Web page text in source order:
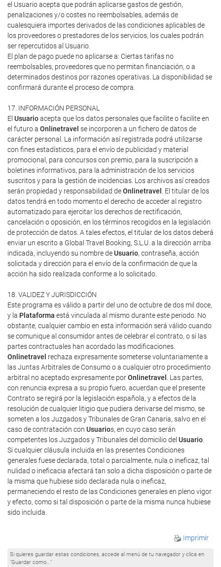
el Usuario acepta que podrán aplicarse gastos de gestión,
penalizaciones y/o costes no reembolsables, además de
cualesquiera importes derivados de las condiciones aplicables de
los proveedores o prestadores de los servicios, los cuales podrán
ser repercutidos al Usuario.
El plan de pago puede no aplicarse a: Ciertas tarifas no
reembolsables, proveedores que no permitan financiación, o a
determinados destinos por razones operativas. La disponibilidad se
confirmará durante el proceso de compra.
17. INFORMACIÓN PERSONAL
El Usuarioacepta que los datos personales que facilite o facilite en
el futuro a Onlinetravel se incorporen a un fichero de datos de
carácter personal. La información así registrada podrá utilizarse
con fines estadísticos, para el envío de publicidad y material
promocional, para concursos con premio, para la suscripción a
boletines informativos, para la administración de los servicios
suscritos y para la gestión de incidencias. Los archivos así creados
serán propiedad y responsabilidad deOnlinetravel
. El titular de los
datos tendrá en todo momento el derecho de acceder al registro
automatizado para ejercitar los derechos de rectificación,
cancelación o oposición, en los términos recogidos en la legislación
de protección de datos. A tales efectos, el titular de los datos deberá
enviar un escrito a Global Travel Booking, S.L.U. a la dirección arriba
indicada, incluyendo su nombre deUsuario, contraseña, acción
solicitada y dirección para el envío de la confirmación de que la
acción ha sido realizada conforme a lo solicitado.
18. VALIDEZ Y JURISDICCIÓN
Este programa es válido a partir del uno de octubre de dos mil doce,
y la Plataforma está vinculada al mismo durante este periodo. No
obstante, cualquier cambio en esta información será válido cuando
se comunique al consumidor antes de celebrar el contrato, o si las
partes contractuales han acordado las modificaciones.
Onlinetravel rechaza expresamente someterse voluntariamente a
las Juntas Arbitrales de Consumo o a cualquier otro procedimiento
arbitral no aceptado expresamente porOnlinetravel
. Las partes,
con renuncia expresa a su propio fuero, acuerdan que el presente
Contrato se regirá por la legislación española, y a efectos de la
resolución de cualquier litigio que pudiera derivarse del mismo, se
someten a los Juzgados y Tribunales de Gran Canaria, salvo en el
caso de contratación con Usuarios, en cuyo caso serán
competentes los Juzgados y Tribunales del domicilio del Usuario
Si cualquier cláusula incluida en las presentes Condiciones
generales fuese declarada, total o parcialmente, nula o ineficaz, tal
nulidad o ineficacia afectará tan solo a dicha disposición o parte de
la misma que hubiese sido declarada nula o ineficaz,
permaneciendo el resto de las Condiciones generales en pleno vigor
y efecto, como si tal disposición o parte de la misma nunca hubiese
sido incluida.
Imprimir
Si quieres guardar estas condiciones, accede al menú de tu navegador y clica en
"Guardar como..."